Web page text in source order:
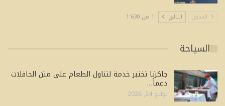
السابق التالي 1 من 1٬630
السياحة
جاكرتا تختبر خدمة لتناول الطعام على متن الحافلات
دعماً…
يوليو 24, 2026